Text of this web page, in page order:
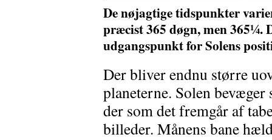
De nøjagtige tidspunkter
præcist 365 døgn, men 365¼.
udgangspunkt for Solens
Der bliver endnu større
planeterne. Solen
der som det fremgår af
billeder. Månens bane